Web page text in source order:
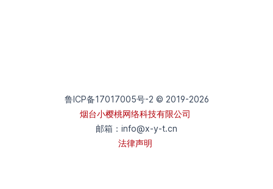
鲁ICP备17017005号-2 © 2019-2026
烟台小樱桃网络科技有限公司
邮箱： info@x-y-t.cn
法律声明